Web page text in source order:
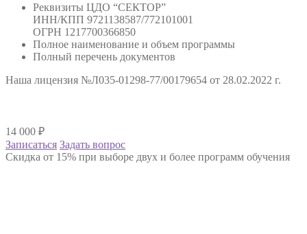
Реквизиты ЦДО “СЕКТОР”
ИНН/КПП 9721138587/772101001
ОГРН 1217700366850
Полное наименование и объем программы
Полный перечень документов
Наша лицензия №Л035-01298-77/00179654 от 28.02.2022 г.
14 000 ₽
Записаться Задать вопрос
Скидка от 15% при выборе двух и более программ обучения